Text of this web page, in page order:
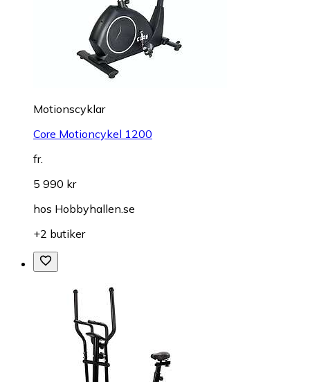
Motionscyklar
Core Motioncykel 1200
fr.
5 990 kr
hos Hobbyhallen.se
+2 butiker